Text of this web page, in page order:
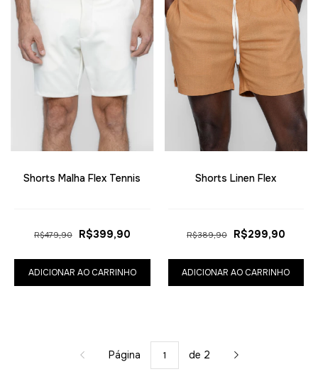
Shorts Malha Flex Tennis
R$479,90 R$399,90
ADICIONAR AO CARRINHO
Shorts Linen Flex
R$389,90 R$299,90
ADICIONAR AO CARRINHO
Página de 2